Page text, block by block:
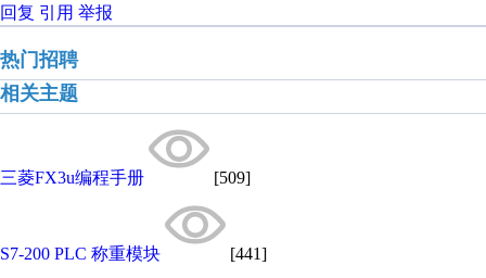
回复 引用 举报
热门招聘
相关主题
三菱FX3u编程手册 [509]
S7-200 PLC 称重模块 [441]